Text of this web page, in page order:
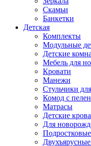
Скамьи
Банкетки
Детская
Комплекты
Модульные
Детские
Мебель для
Кровати
Манежи
Стульчики
Комод с
Матрасы
Детские
Для
Подростковые